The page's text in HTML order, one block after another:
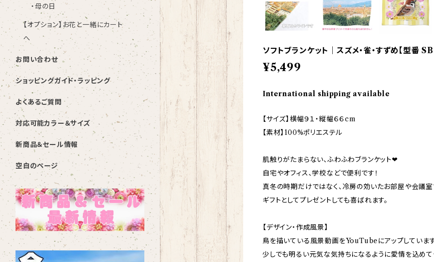
ソフトブランケット｜スズメ・雀・すずめ【型番
¥5,499
International shipping available
【サイズ】横幅９１・縦幅６６cm
【素材】100%ポリエステル
肌触りがたまらない、ふわふわブランケット❤
自宅やオフィス、学校などで便利です！
真冬の時期だけではなく、冷房の効いたお部屋や会議
ギフトとしてプレゼントしても喜ばれます。
【デザイン・作成風景】
鳥を描いている風景動画をYouTubeにアップしています
少しでも明るい元気な気持ちになるように愛情を込めて
・母の日
【オプション】お花と一緒にカート
へ
お問い合わせ
ショッピングガイド・ラッピング
よくあるご質問
対応可能カラー＆サイズ
新商品＆セール情報
空白のページ